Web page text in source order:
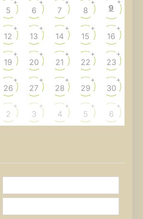
5
+
6
+
7
+
8
+
9
12
+
13
+
14
+
15
+
16
+
19
+
20
+
21
+
22
+
23
+
26
+
27
+
28
+
29
+
30
+
2
+
3
+
4
+
5
+
6
+